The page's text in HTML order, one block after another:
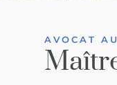
AVOCAT